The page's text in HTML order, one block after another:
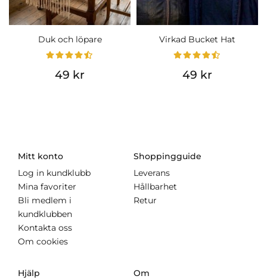
Duk och löpare
49 kr
Virkad Bucket Hat
49 kr
Mitt konto
Log in kundklubb
Mina favoriter
Bli medlem i
kundklubben
Kontakta oss
Om cookies
Shoppingguide
Leverans
Hållbarhet
Retur
Hjälp Om